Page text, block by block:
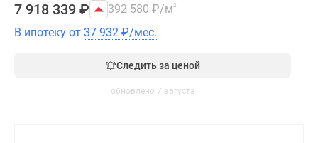
7 918 339 ₽ 392 580 ₽/м2
В ипотеку от 37 932 ₽/мес.
Следить за ценой
обновлено 7 августа